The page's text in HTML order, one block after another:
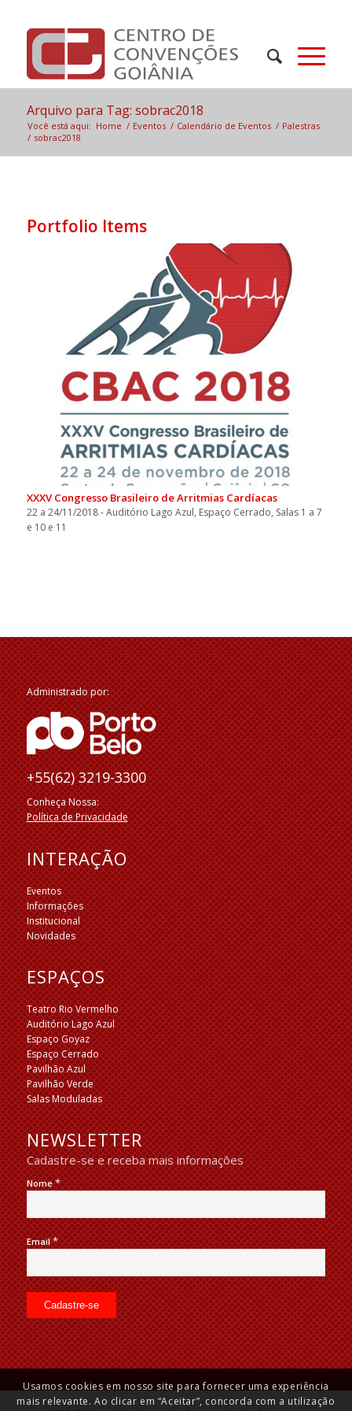
Arquivo para Tag: sobrac2018
Você está aqui: Home / Eventos / Calendário de Eventos / Palestras
/ sobrac2018
Portfolio Items
XXXV Congresso Brasileiro de Arritmias Cardíacas
22 a 24/11/2018 - Auditório Lago Azul, Espaço Cerrado, Salas 1 a 7
e 10 e 11
Administrado por:
+55(62) 3219-3300
Conheça Nossa:
Política de Privacidade
INTERAÇÃO
Eventos
Informações
Institucional
Novidades
ESPAÇOS
Teatro Rio Vermelho
Auditório Lago Azul
Espaço Goyaz
Espaço Cerrado
Pavilhão Azul
Pavilhão Verde
Salas Moduladas
NEWSLETTER
Cadastre-se e receba mais informações
Nome*
Email*
Usamos cookies em nosso site para fornecer uma experiência
mais relevante. Ao clicar em “Aceitar”, concorda com a utilização